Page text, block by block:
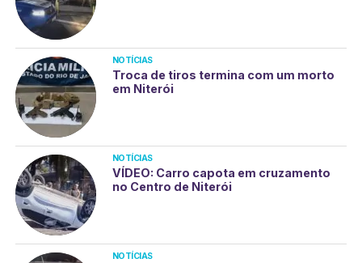
NOTÍCIAS
Troca de tiros termina com um morto
em Niterói
NOTÍCIAS
VÍDEO: Carro capota em cruzamento
no Centro de Niterói
NOTÍCIAS